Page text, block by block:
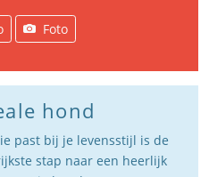
Foto
hond
past bij je levensstijl is de
stap naar een heerlijk